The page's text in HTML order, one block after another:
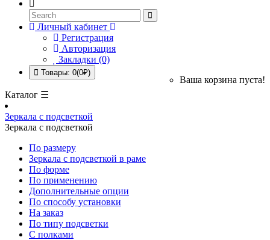
Личный кабинет
Регистрация
Авторизация
Закладки (0)
Товары: 0(0₽)
Ваша корзина пуста!
Каталог ☰
Зеркала с подсветкой
Зеркала с подсветкой
По размеру
Зеркала с подсветкой в раме
По форме
По применению
Дополнительные опции
По способу установки
На заказ
По типу подсветки
С полками